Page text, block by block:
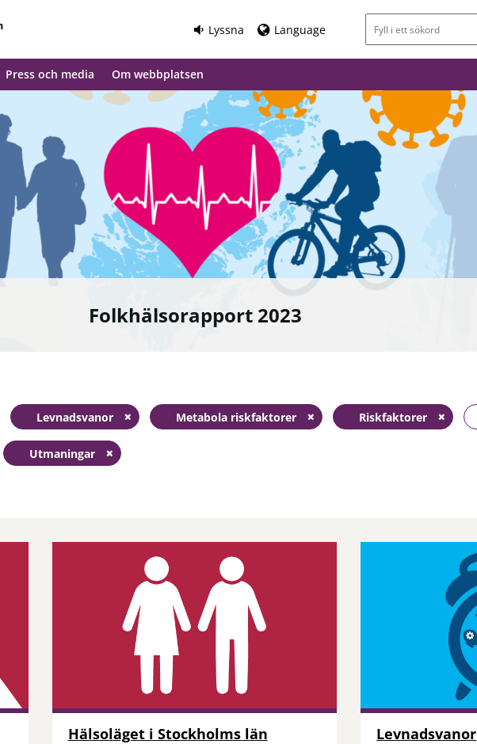
Lyssna Language Sökfält
Press och media Om webbplatsen
Folkhälsorapport 2023
Levnadsvanor Metabola riskfaktorer Riskfaktorer
Utmaningar
Hälsoläget i Stockholms län Levnadsvanor